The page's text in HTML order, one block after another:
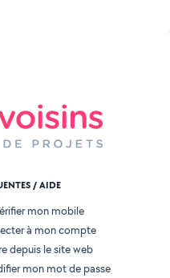
/ AIDE
mon mobile
à mon compte
depuis le site web
mon mot de passe